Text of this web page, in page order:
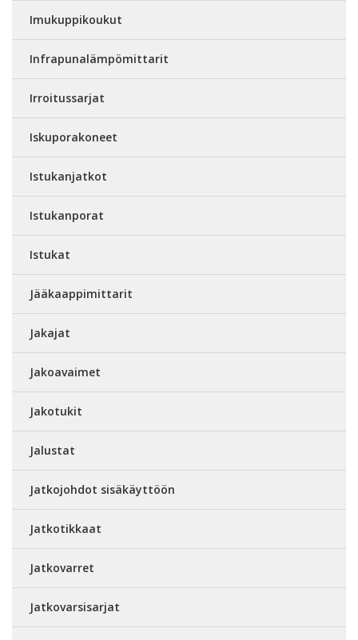
Imukuppikoukut
Infrapunalämpömittarit
Irroitussarjat
Iskuporakoneet
Istukanjatkot
Istukanporat
Istukat
Jääkaappimittarit
Jakajat
Jakoavaimet
Jakotukit
Jalustat
Jatkojohdot sisäkäyttöön
Jatkotikkaat
Jatkovarret
Jatkovarsisarjat